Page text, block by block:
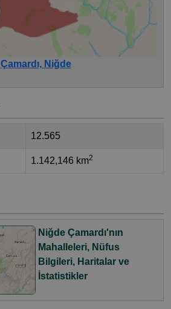
Çamardı, Niğde
12.565
1.142,146 km2
Niğde Çamardı'nın
Mahalleleri, Nüfus
Bilgileri, Haritalar ve
İstatistikler